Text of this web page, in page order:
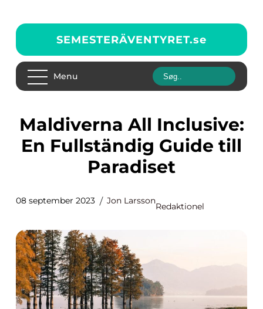
SEMESTERÄVENTYRET.se
Menu
Maldiverna All Inclusive:
En Fullständig Guide till
Paradiset
08 september 2023 Jon Larsson
Redaktionel